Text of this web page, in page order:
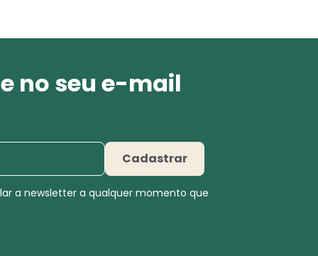
no seu e-mail
Cadastrar
a newsletter a qualquer momento que